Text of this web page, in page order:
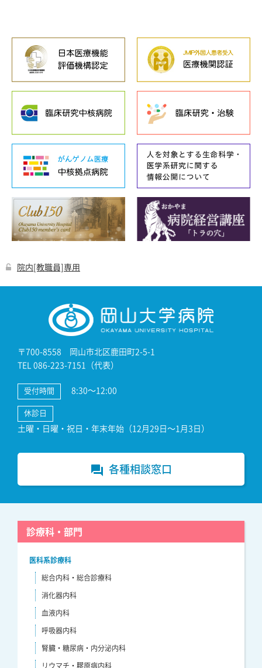
院内[教職員]専用
〒700-8558 岡山市北区鹿田町2-5-1
TEL 086-223-7151（代表）
受付時間 8:30～12:00
休診日
土曜・日曜・祝日・年末年始（12月29日～1月3日）
forum 各種相談窓口
診療科・部門
医科系診療科
総合内科・総合診療科
消化器内科
血液内科
呼吸器内科
腎臓・糖尿病・内分泌内科
リウマチ・膠原病内科